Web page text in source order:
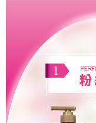
４．使用「AFTEE先享
時審查核予不同之上限
請求用戶進行身份認證。
５．嚴禁一人註冊多個
恩沛科技股份有限公司